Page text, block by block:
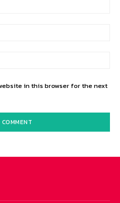
in this browser for the next